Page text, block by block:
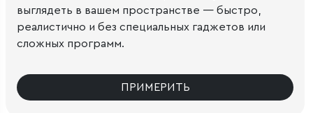
выглядеть в вашем пространстве — быстро,
реалистично и без специальных гаджетов или
сложных программ.
ПРИМЕРИТЬ